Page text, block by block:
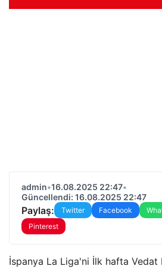
admin•16.08.2025 22:47•
Güncellendi: 16.08.2025 22:47
Paylaş: Twitter Facebook
Pinterest
İspanya La Liga'ni İlk hafta